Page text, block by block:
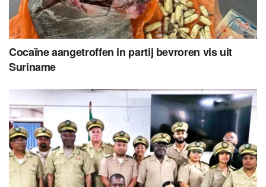
Cocaïne aangetroffen in partij bevroren vis uit
Suriname